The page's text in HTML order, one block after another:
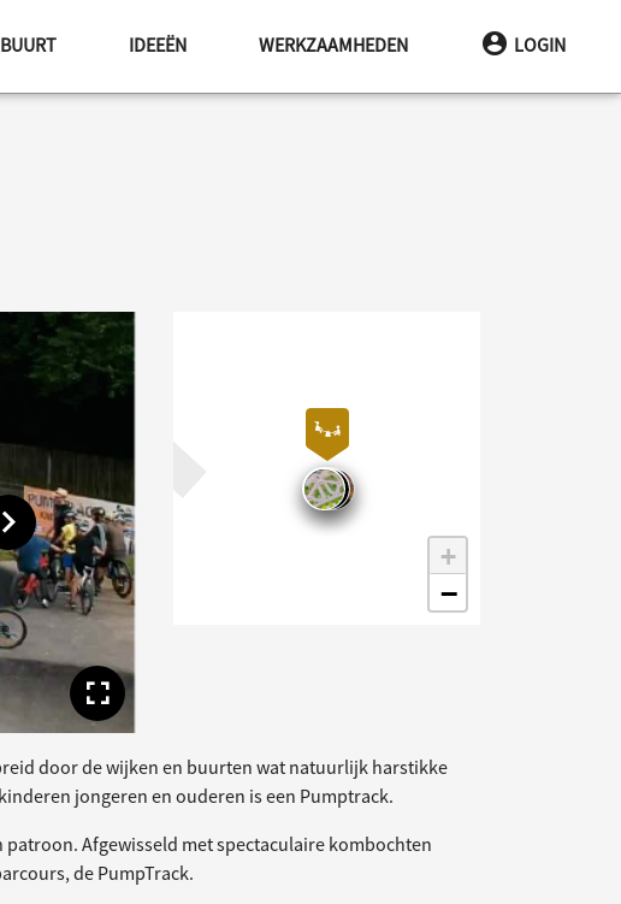
IDEEËN WERKZAAMHEDEN LOGIN
Toon volgende afbeelding
Toon volledige afbeelding
+
−
door de wijken en buurten wat natuurlijk harstikke
jongeren en ouderen is een Pumptrack.
Afgewisseld met spectaculaire kombochten
de PumpTrack.